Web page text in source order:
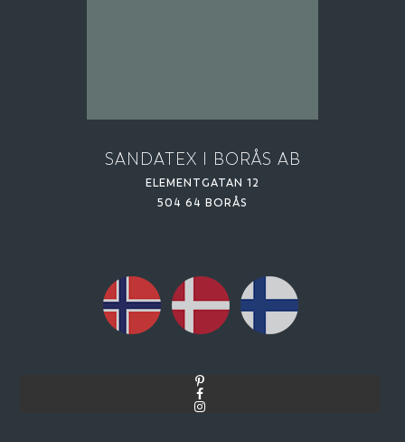
SANDATEX I BORÅS AB
ELEMENTGATAN 12
504 64 BORÅS